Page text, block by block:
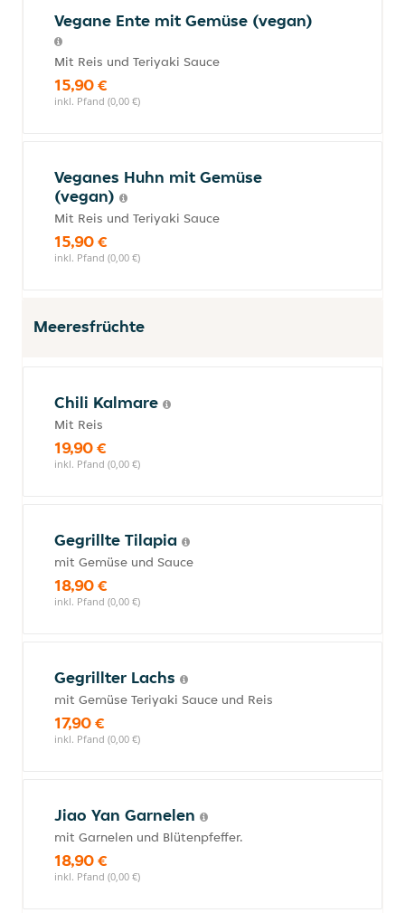
Vegane Ente mit Gemüse (vegan)
Mit Reis und Teriyaki Sauce
15,90 €
inkl. Pfand (0,00 €)
Veganes Huhn mit Gemüse
(vegan)
Mit Reis und Teriyaki Sauce
15,90 €
inkl. Pfand (0,00 €)
Meeresfrüchte
Chili Kalmare
Mit Reis
19,90 €
inkl. Pfand (0,00 €)
Gegrillte Tilapia
mit Gemüse und Sauce
18,90 €
inkl. Pfand (0,00 €)
Gegrillter Lachs
mit Gemüse Teriyaki Sauce und Reis
17,90 €
inkl. Pfand (0,00 €)
Jiao Yan Garnelen
mit Garnelen und Blütenpfeffer.
18,90 €
inkl. Pfand (0,00 €)